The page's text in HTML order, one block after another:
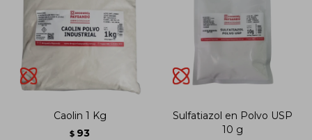
Caolin 1 Kg
$ 93
Sulfatiazol en Polvo USP
10 g